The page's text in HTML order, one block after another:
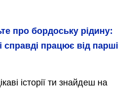
про бордоську рідину:
справді працює від парші
історії ти знайдеш на